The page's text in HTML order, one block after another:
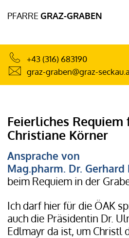
PFARRE GRAZ-GRABEN
+43 (316) 683190
graz-graben@graz-
Feierliches Requiem
Christiane Körner
Ansprache von
Mag.pharm. Dr.
beim Requiem in der
Ich darf hier für die ÖAK
auch die Präsidentin Dr.
Edlmayr da ist, um Christl